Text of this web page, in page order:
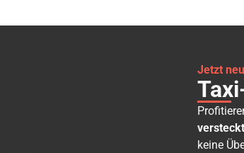
Jetzt
keine